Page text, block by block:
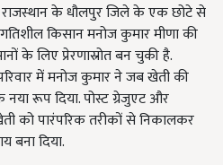
राजस्थान के धौलपुर जिले के एक छोटे से
किसान मनोज कुमार मीणा की
के लिए प्रेरणास्रोत बन चुकी है.
में मनोज कुमार ने जब खेती की
नया रूप दिया. पोस्ट ग्रेजुएट और
को पारंपरिक तरीकों से निकालकर
बना दिया.